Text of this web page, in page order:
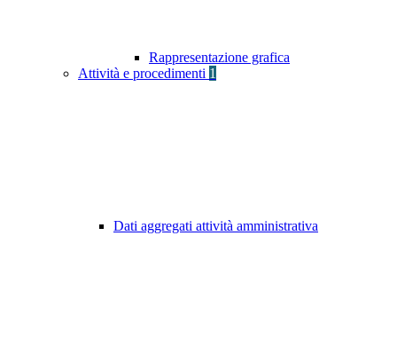
Rappresentazione grafica
Attività e procedimenti 1
Dati aggregati attività amministrativa